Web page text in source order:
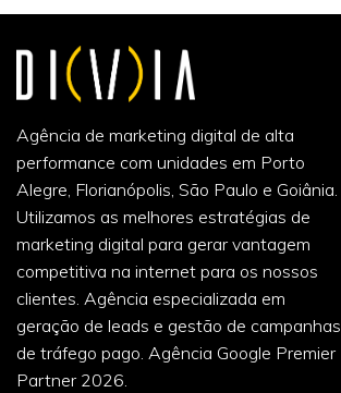
Agência de marketing digital de alta
performance com unidades em Porto
Alegre, Florianópolis, São Paulo e Goiânia.
Utilizamos as melhores estratégias de
marketing digital para gerar vantagem
competitiva na internet para os nossos
clientes. Agência especializada em
geração de leads e gestão de campanhas
de tráfego pago. Agência Google Premier
Partner 2026.